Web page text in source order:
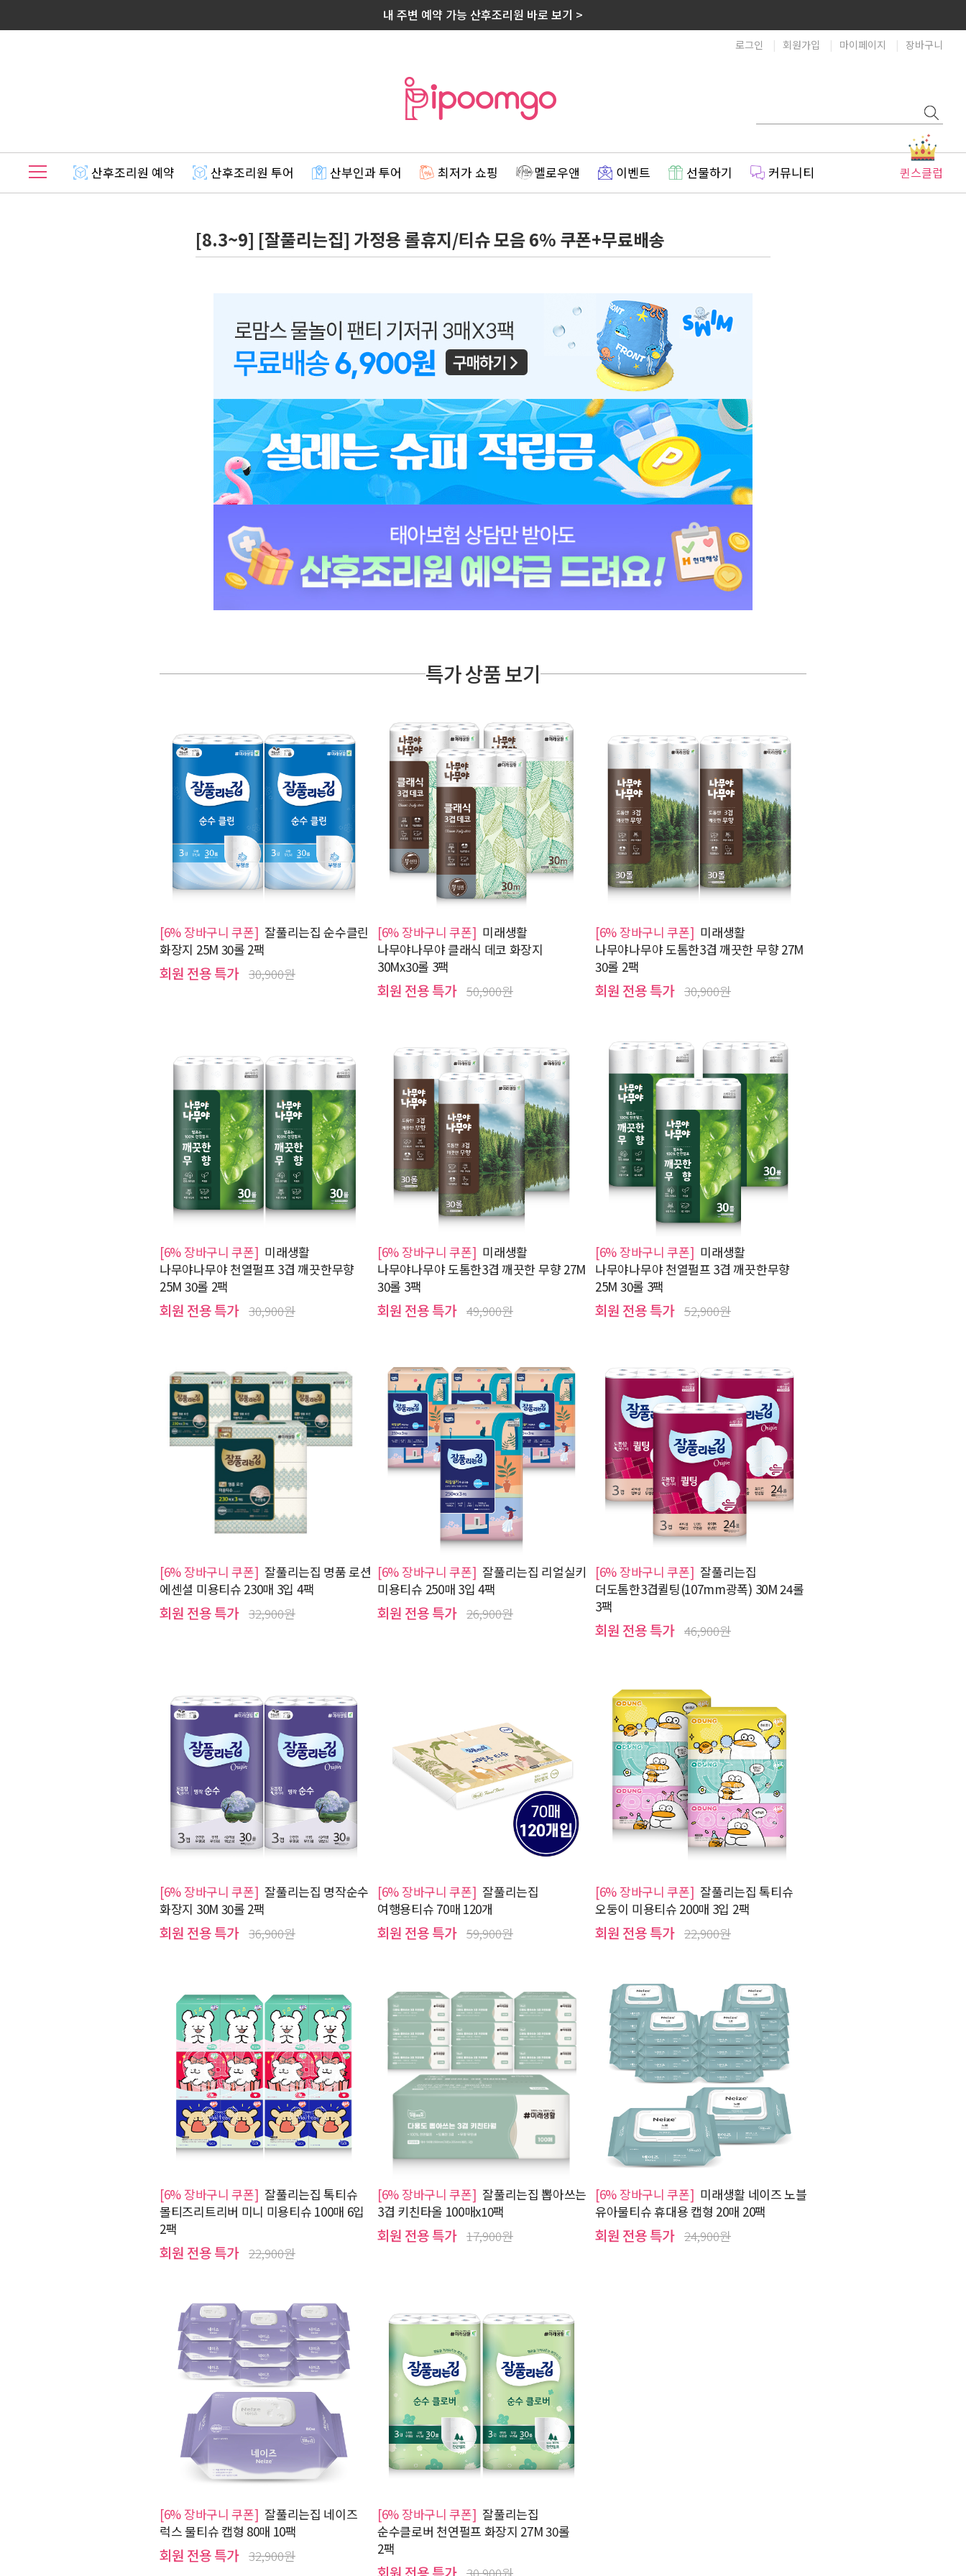
내 주변 예약 가능 산후조리원 바로 보기 >
로그인 회원가입 마이페이지 장바구니
산후조리원 예약 산후조리원 투어 산부인과 투어 최저가 쇼핑 멜로우앤 이벤트 선물하기 커뮤니티 퀸스클럽
[8.3~9] [잘풀리는집] 가정용 롤휴지/티슈 모음 6% 쿠폰+무료배송
특가 상품 보기
[6% 장바구니 쿠폰] 잘풀리는집 순수클린
화장지 25M 30롤 2팩
회원 전용 특가 30,900원
[6% 장바구니 쿠폰] 미래생활
나무야나무야 클래식 데코 화장지
30Mx30롤 3팩
회원 전용 특가 50,900원
[6% 장바구니 쿠폰] 미래생활
나무야나무야 도톰한3겹 깨끗한 무향 27M
30롤 2팩
회원 전용 특가 30,900원
[6% 장바구니 쿠폰] 미래생활
나무야나무야 천열펄프 3겹 깨끗한무향
25M 30롤 2팩
회원 전용 특가 30,900원
[6% 장바구니 쿠폰] 미래생활
나무야나무야 도톰한3겹 깨끗한 무향 27M
30롤 3팩
회원 전용 특가 49,900원
[6% 장바구니 쿠폰] 미래생활
나무야나무야 천열펄프 3겹 깨끗한무향
25M 30롤 3팩
회원 전용 특가 52,900원
[6% 장바구니 쿠폰] 잘풀리는집 명품 로션
에센셜 미용티슈 230매 3입 4팩
회원 전용 특가 32,900원
[6% 장바구니 쿠폰] 잘풀리는집 리얼실키
미용티슈 250매 3입 4팩
회원 전용 특가 26,900원
[6% 장바구니 쿠폰] 잘풀리는집
더도톰한3겹퀼팅(107mm광폭) 30M 24롤
3팩
회원 전용 특가 46,900원
[6% 장바구니 쿠폰] 잘풀리는집 명작순수
화장지 30M 30롤 2팩
회원 전용 특가 36,900원
[6% 장바구니 쿠폰] 잘풀리는집
여행용티슈 70매 120개
회원 전용 특가 59,900원
[6% 장바구니 쿠폰] 잘풀리는집 톡티슈
오둥이 미용티슈 200매 3입 2팩
회원 전용 특가 22,900원
[6% 장바구니 쿠폰] 잘풀리는집 톡티슈
몰티즈리트리버 미니 미용티슈 100매 6입
2팩
회원 전용 특가 22,900원
[6% 장바구니 쿠폰] 잘풀리는집 뽑아쓰는
3겹 키친타올 100매x10팩
회원 전용 특가 17,900원
[6% 장바구니 쿠폰] 미래생활 네이즈 노블
유아물티슈 휴대용 캡형 20매 20팩
회원 전용 특가 24,900원
[6% 장바구니 쿠폰] 잘풀리는집 네이즈
럭스 물티슈 캡형 80매 10팩
회원 전용 특가 32,900원
[6% 장바구니 쿠폰] 잘풀리는집
순수클로버 천연펄프 화장지 27M 30롤
2팩